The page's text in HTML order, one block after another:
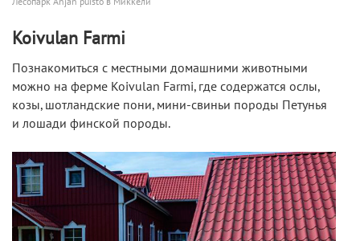
Koivulan Farmi
Познакомиться с местными домашними животными
можно на ферме Koivulan Farmi, где содержатся ослы,
козы, шотландские пони, мини-свиньи породы Петунья
и лошади финской породы.